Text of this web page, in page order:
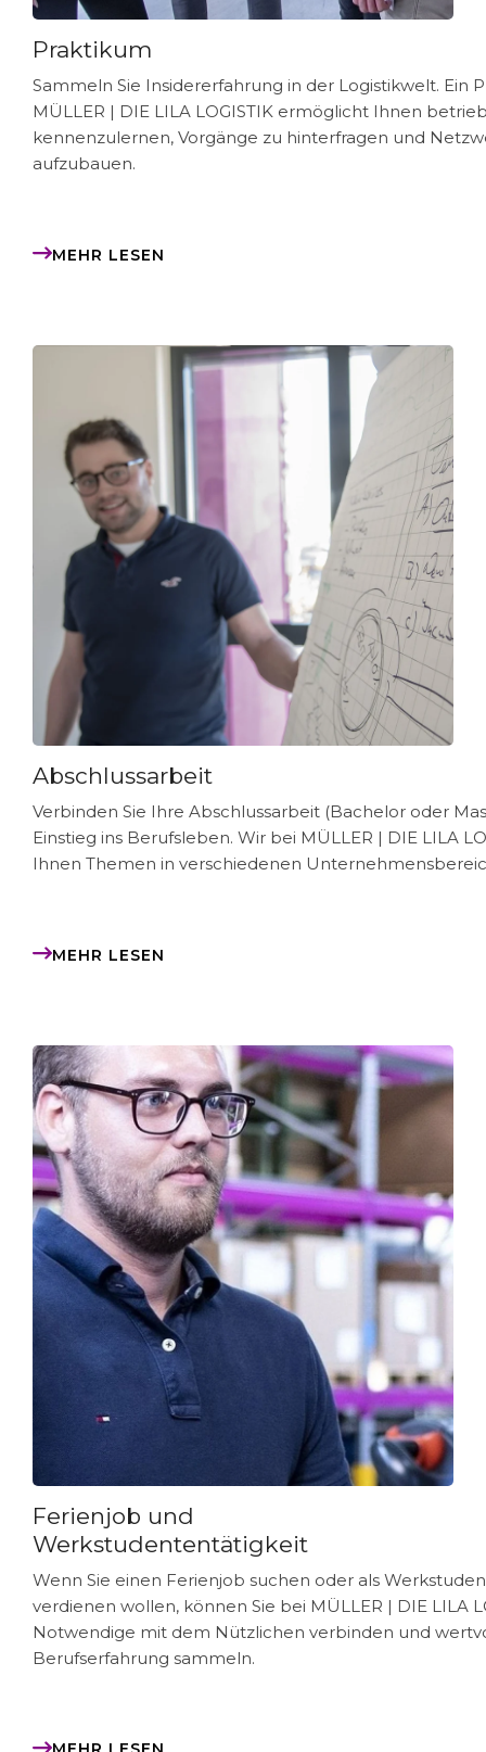
Praktikum
Sammeln Sie Insidererfahrung in der Logistikwelt. Ein
MÜLLER | DIE LILA LOGISTIK ermöglicht Ihnen
kennenzulernen, Vorgänge zu hinterfragen und
aufzubauen.
MEHR LESEN
Abschlussarbeit
Verbinden Sie Ihre Abschlussarbeit (Bachelor oder
Einstieg ins Berufsleben. Wir bei MÜLLER | DIE LILA
Ihnen Themen in verschiedenen
MEHR LESEN
Ferienjob und
Werkstudententätigkeit
Wenn Sie einen Ferienjob suchen oder als
verdienen wollen, können Sie bei MÜLLER | DIE LILA
Notwendige mit dem Nützlichen verbinden und
Berufserfahrung sammeln.